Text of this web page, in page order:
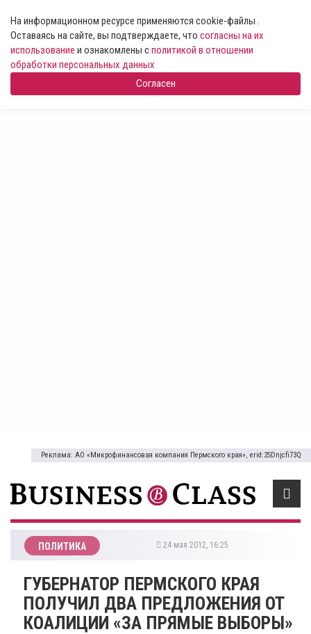
На информационном ресурсе применяются cookie-файлы .
Оставаясь на сайте, вы подтверждаете, что согласны на их
использование и ознакомлены сполитикой в отношении
обработки персональных данных
Согласен
Реклама: АО «Микрофинансовая компания Пермского края», erid:2SDnjcfi73Q
ПОЛИТИКА 24 мая 2012, 16:25
ГУБЕРНАТОР ПЕРМСКОГО КРАЯ
ПОЛУЧИЛ ДВА ПРЕДЛОЖЕНИЯ ОТ
КОАЛИЦИИ «ЗА ПРЯМЫЕ ВЫБОРЫ»